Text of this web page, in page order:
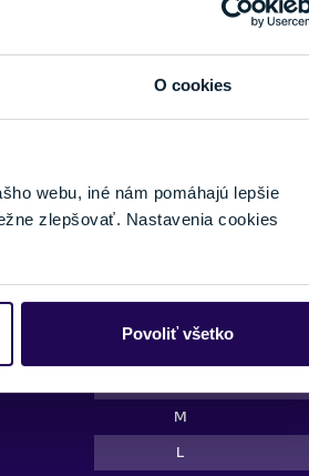
O cookies
webu, iné nám pomáhajú lepšie
zlepšovať. Nastavenia cookies
Povoliť všetko
s prehadzovačkou
2024
Veľkosť bicykla
M
L